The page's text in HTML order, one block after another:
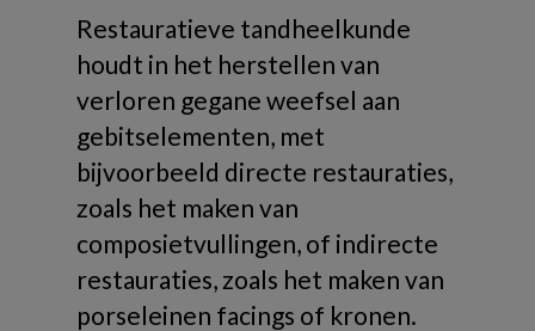
Restauratieve tandheelkunde
houdt in het herstellen van
verloren gegane weefsel aan
gebitselementen, met
bijvoorbeeld directe restauraties,
zoals het maken van
composietvullingen, of indirecte
restauraties, zoals het maken van
porseleinen facings of kronen.